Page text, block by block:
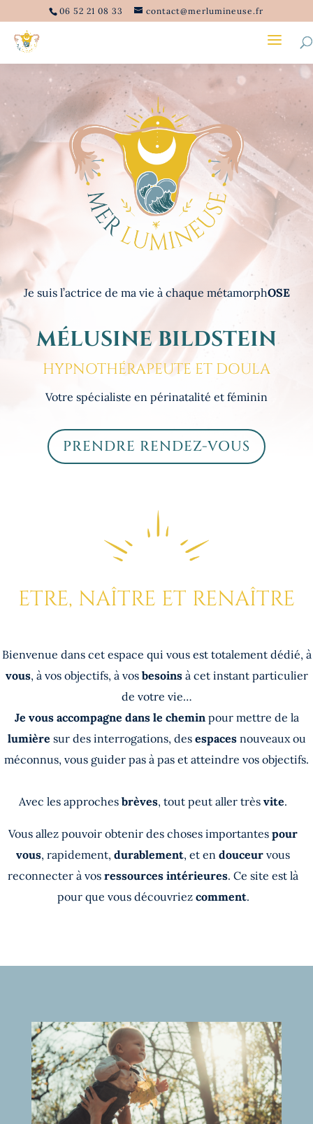
06 52 21 08 33 contact@merlumineuse.fr
Je suis l’actrice de ma vie à chaque métamorphOSE
MÉLUSINE BILDSTEIN
HYPNOTHÉRAPEUTE ET DOULA
Votre spécialiste en périnatalité et féminin
PRENDRE RENDEZ-VOUS
ETRE, NAÎTRE ET RENAÎTRE
Bienvenue dans cet espace qui vous est totalement dédié, à
vous, à vos objectifs, à vos besoinsà cet instant particulier
de votre vie…
Je vous accompagne dans le cheminpour mettre de la
lumière sur des interrogations, des espacesnouveaux ou
méconnus, vous guider pas à pas et atteindre vos objectifs.
Avec les approchesbrèves, tout peut aller trèsvite.
Vous allez pouvoir obtenir des choses importantespour
vous, rapidement,durablement, et endouceur vous
reconnecter à vosressources intérieures. Ce site est là
pour que vous découvriez comment.